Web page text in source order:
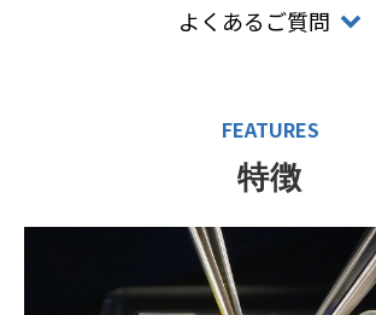
よくあるご質問
FEATURES
特徴